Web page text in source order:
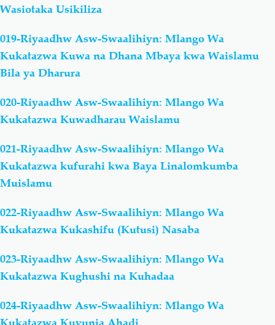
Wasiotaka Usikiliza
019-Riyaadhw Asw-Swaalihiyn: Mlango Wa
Kukatazwa Kuwa na Dhana Mbaya kwa Waislamu
Bila ya Dharura
020-Riyaadhw Asw-Swaalihiyn: Mlango Wa
Kukatazwa Kuwadharau Waislamu
021-Riyaadhw Asw-Swaalihiyn: Mlango Wa
Kukatazwa kufurahi kwa Baya Linalomkumba
Muislamu
022-Riyaadhw Asw-Swaalihiyn: Mlango Wa
Kukatazwa Kukashifu (Kutusi) Nasaba
023-Riyaadhw Asw-Swaalihiyn: Mlango Wa
Kukatazwa Kughushi na Kuhadaa
024-Riyaadhw Asw-Swaalihiyn: Mlango Wa